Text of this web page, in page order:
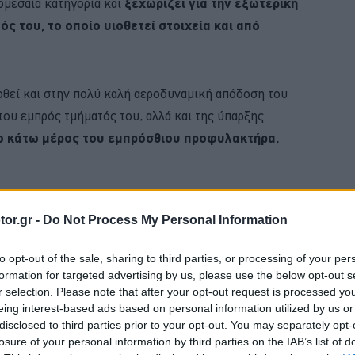
- Do Not Process My Personal Information
opt-out of the sale, sharing to third parties, or processing of your
for targeted advertising by us, please use the below opt-out
selection. Please note that after your opt-out request is processed
interest-based ads based on personal information utilized by us
to third parties prior to your opt-out. You may separately
of your personal information by third parties on the IAB’s list of
του, το οποίο υιοθετεί στοιχεία και από
και στην πολύ καλή αεροδυναμική απόδοση του
εμπρός τμήματός του, αλλά και της ύπαρξης
κάτω μέρος του εμπρόσθιου προφυλακτήρα,
BUY NOW
ΟΙΚΟΓΕΝΕΙΑΚΟ SUV ME 24.990 ΕΥΡΩ
ΑΠΟ 16.450 ΕΥΡΩ
4 ΕΠΙΣΤΡΕΦΕΙ -ΠΟΣΟ ΚΟΣΤΙΖΕΙ